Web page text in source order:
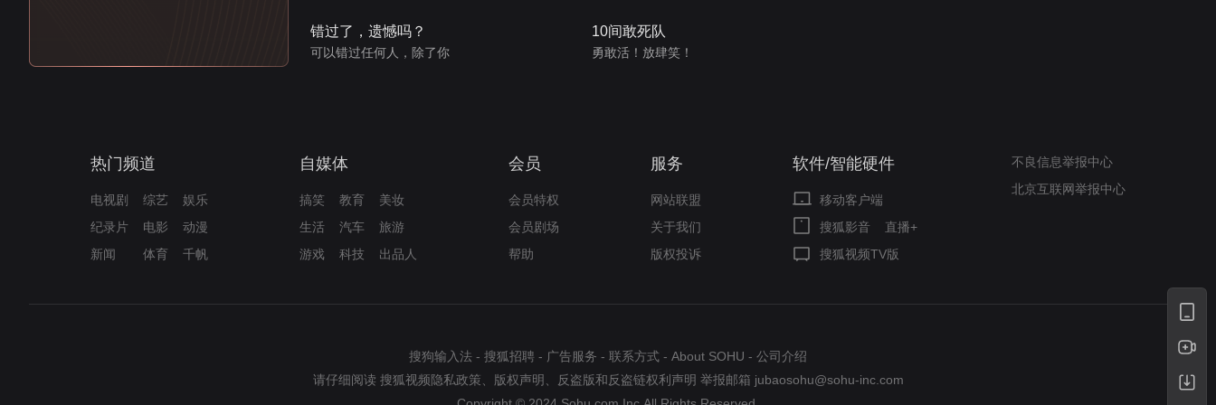
错过了，遗憾吗？
可以错过任何人，除了你
10间敢死队
勇敢活！放肆笑！
热门频道
电视剧 综艺
娱乐
纪录片
电影
动漫
新闻
体育 千帆
自媒体
搞笑 教育
美妆
生活
汽车
旅游
游戏
科技 出品人
会员
会员特权
会员剧场
帮助
服务
网站联盟
关于我们
版权投诉
软件/智能硬件
移动客户端
搜狐影音
直播+
搜狐视频TV版
不良信息举报中心
北京互联网举报中心
搜狗输入法 - 搜狐招聘 - 广告服务 - 联系方式 - About SOHU - 公司介绍
请仔细阅读 搜狐视频隐私政策 版权声明 反盗版和反盗链权利声明 举报邮箱 jubaosohu@sohu-inc.com